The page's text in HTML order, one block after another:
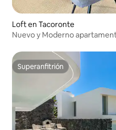
Loft en Tacoronte
Nuevo y Moderno
Superanfitrión
Superanfitrión